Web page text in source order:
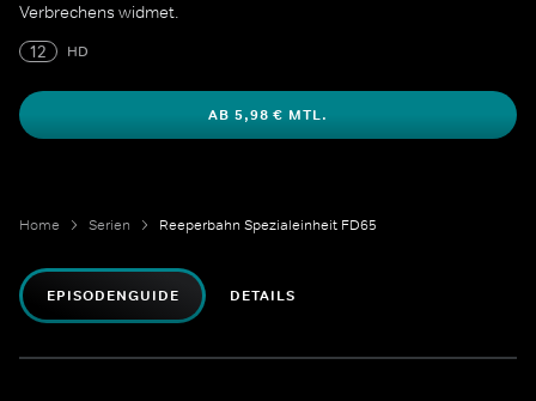
Verbrechens widmet.
12
HD
AB 5,98 € MTL.
Home Serien Reeperbahn Spezialeinheit FD65
EPISODENGUIDE DETAILS